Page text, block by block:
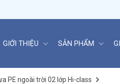
GIỚI THIỆU SẢN PHẨM
PE ngoài trời 02 lớp Hi-class